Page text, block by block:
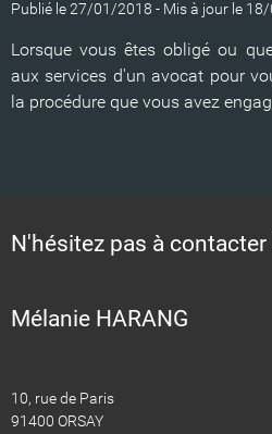
Publié le 27/01/2018 - Mis à jour le
Lorsque vous êtes obligé ou
aux services d'un avocat pour
la procédure que vous avez
N'hésitez pas à
Mélanie HARANG
10, rue de Paris
91400 ORSAY